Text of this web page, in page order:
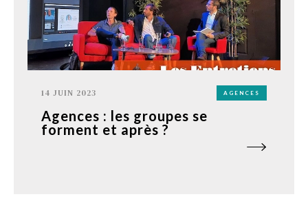
14 JUIN 2023 AGENCES
Agences : les groupes se
forment et après ?